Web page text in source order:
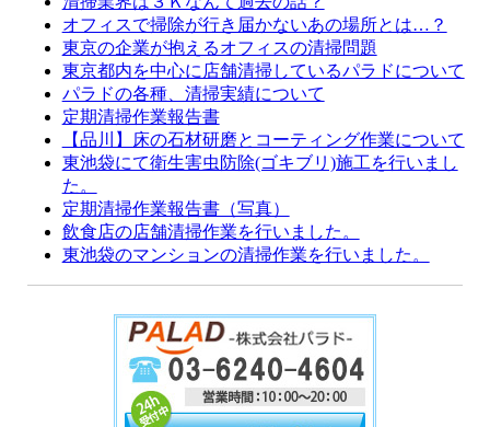
オフィスで掃除が行き届かないあの場所とは…？
東京の企業が抱えるオフィスの清掃問題
東京都内を中心に店舗清掃しているパラドについて
パラドの各種、清掃実績について
定期清掃作業報告書
【品川】床の石材研磨とコーティング作業について
東池袋にて衛生害虫防除(ゴキブリ)施工を行いまし
た。
定期清掃作業報告書（写真）
飲食店の店舗清掃作業を行いました。
東池袋のマンションの清掃作業を行いました。